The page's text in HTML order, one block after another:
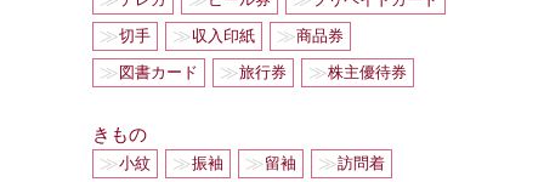
≫切手 ≫収入印紙 ≫商品券
≫ 図書カード ≫旅行券 ≫株主優待券
きもの
≫小紋 ≫振袖 ≫留袖 ≫訪問着